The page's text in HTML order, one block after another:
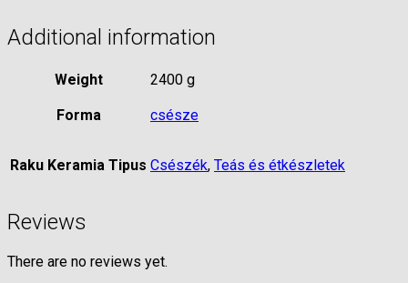
Additional information
Weight 2400 g
Forma csésze
Raku Keramia Tipus Csészék, Teás és étkészletek
Reviews
There are no reviews yet.